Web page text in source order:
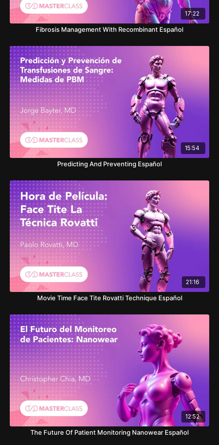
17:22
Fibrosis Management With Recombinant Español
15:54
Predicting And Preventing Español
21:16
Movie Time Face Tite Rovatti Technique Español
12:52
The Future Of Patient Monitoring Nanowear Español